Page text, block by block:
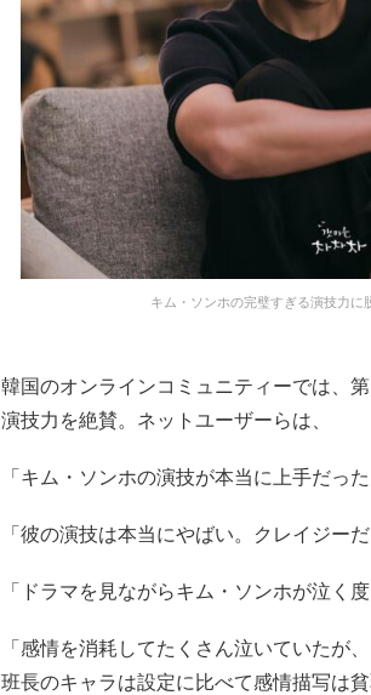
キム・ソンホの完璧すぎる演技力
韓国のオンラインコミュニティーでは、
演技力を絶賛。ネットユーザーらは、
「キム・ソンホの演技が本当に上手だっ
「彼の演技は本当にやばい。クレイジーだ
「ドラマを見ながらキム・ソンホが泣く
「感情を消耗してたくさん泣いていたが
班長のキャラは設定に比べて感情描写は